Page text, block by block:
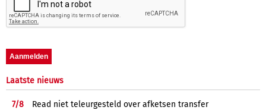
Laatste nieuws
7/8
Read niet teleurgesteld over afketsen transfer